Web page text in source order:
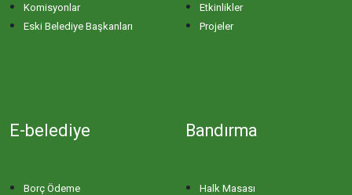
DUTLİMAN MAHALLESİ
Komisyonlar
Eski Belediye Başkanları
Etkinlikler
Projeler
E-belediye
Borç Ödeme
Bandırma
Halk Masası